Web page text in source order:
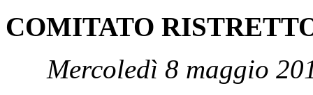
COMITATO
Mercoledì 8 maggio